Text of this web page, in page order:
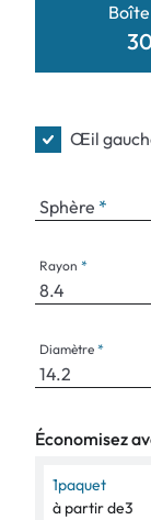
Œil
Sphère
Rayon
Diamètre
Économisez
1paquet
à partir de3